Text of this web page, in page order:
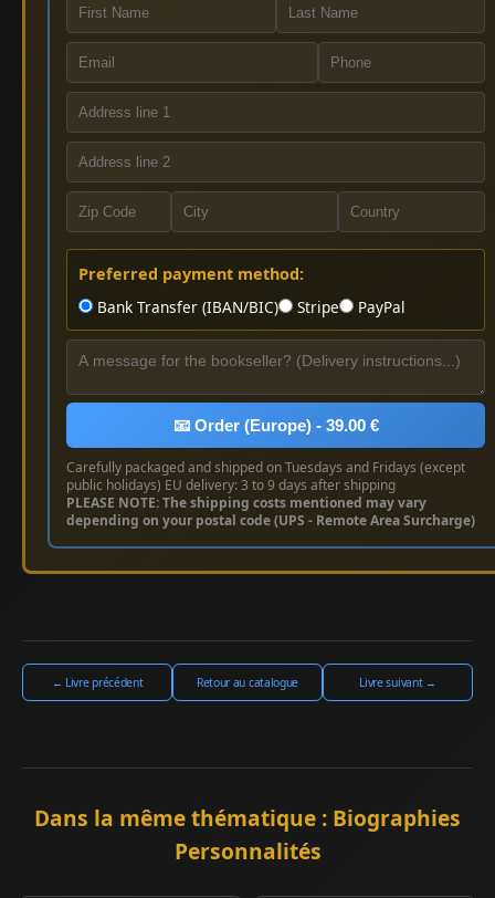
Preferred payment method:
Bank Transfer (IBAN/BIC)
Stripe PayPal
📧 Order (Europe) - 39.00 €
Carefully packaged and shipped on Tuesdays and Fridays (except
public holidays) EU delivery: 3 to 9 days after shipping
PLEASE NOTE: The shipping costs mentioned may vary
depending on your postal code (UPS - Remote Area Surcharge)
← Livre précédent Retour au catalogue Livre suivant →
Dans la même thématique : Biographies
Personnalités